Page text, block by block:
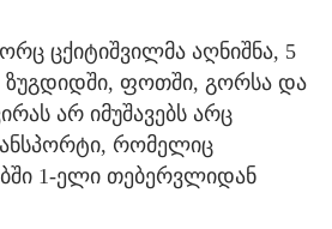
ცქიტიშვილმა აღნიშნა, 5
ზუგდიდში, ფოთში, გორსა და
არ იმუშავებს არც
რომელიც
1-ელი თებერვლიდან